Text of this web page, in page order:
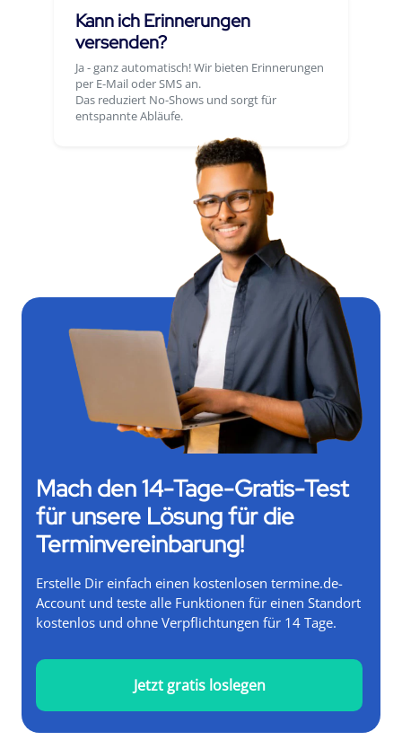
Kann ich Erinnerungen
versenden?
Ja - ganz automatisch! Wir bieten Erinnerungen
per E-Mail oder SMS an.
Das reduziert No-Shows und sorgt für
entspannte Abläufe.
Mach den 14-Tage-Gratis-Test
für unsere Lösung für die
Terminvereinbarung!
Erstelle Dir einfach einen kostenlosen termine.de-
Account und teste alle Funktionen für einen Standort
kostenlos und ohne Verpflichtungen für 14 Tage.
Jetzt gratis loslegen